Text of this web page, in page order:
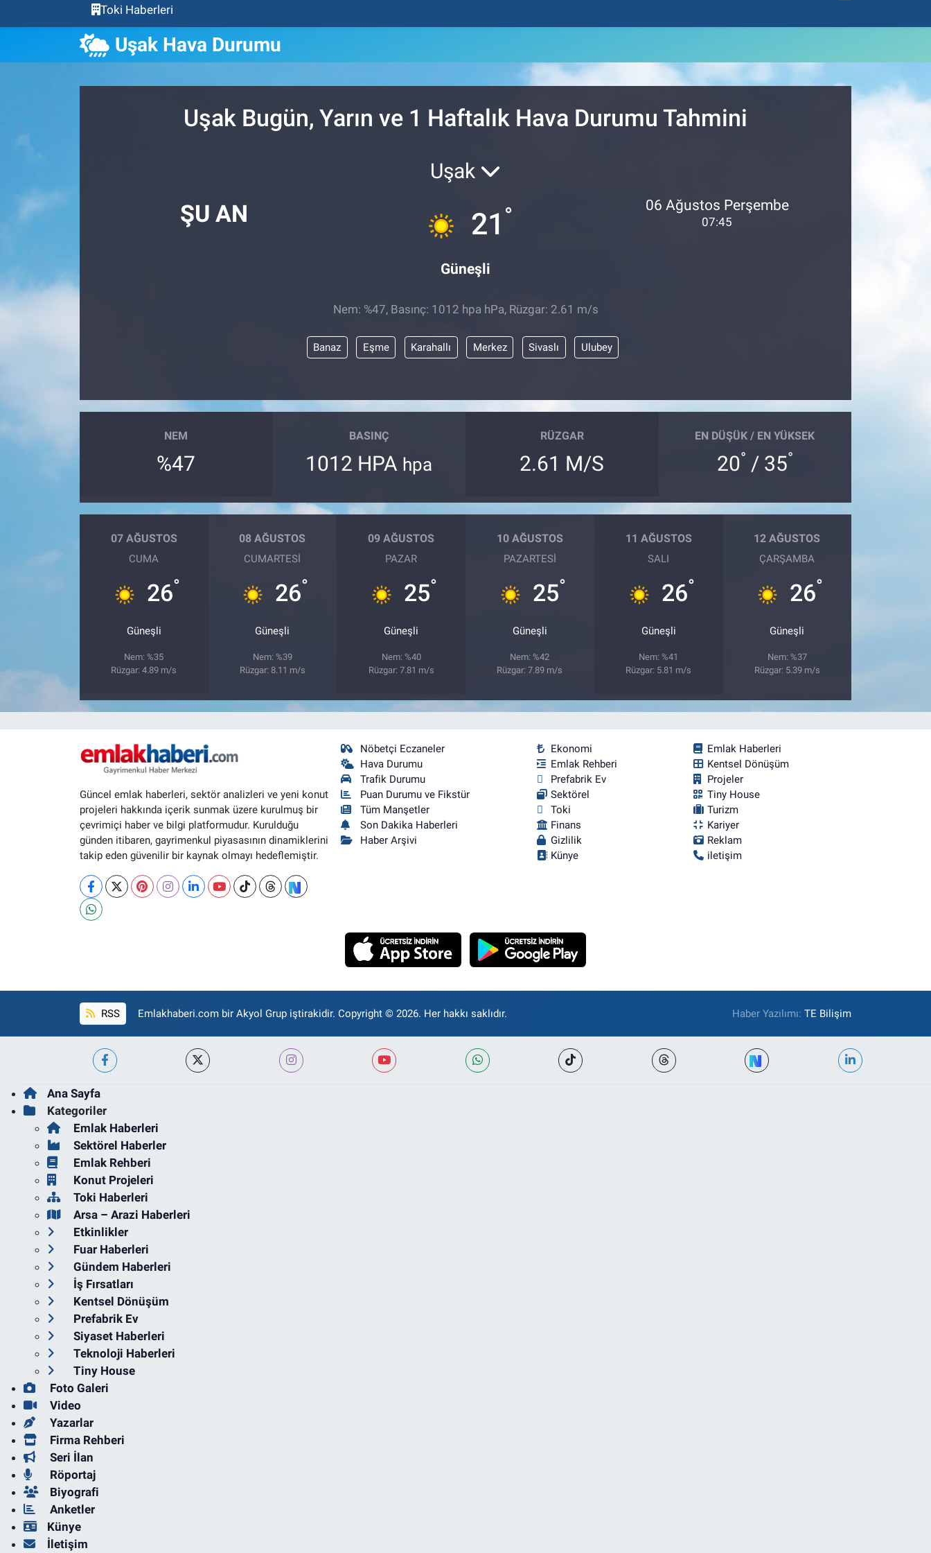
Toki Haberleri
Uşak Hava Durumu
Uşak Bugün, Yarın ve 1 Haftalık Hava Durumu Tahmini
ŞU AN
Uşak
21 °
Güneşli
06 Ağustos Perşembe
07:45
Nem: %47, Basınç: 1012 hpa hPa, Rüzgar: 2.61 m/s
Banaz Eşme Karahallı Merkez Sivaslı Ulubey
NEM
%47
BASINÇ
1012 HPA hpa
RÜZGAR
2.61 M/S
EN DÜŞÜK / EN YÜKSEK
20° / 35°
07 AĞUSTOS
CUMA
26°
Güneşli
Nem: %35
Rüzgar: 4.89 m/s
08 AĞUSTOS
CUMARTESI
26°
Güneşli
Nem: %39
Rüzgar: 8.11 m/s
09 AĞUSTOS
PAZAR
25°
Güneşli
Nem: %40
Rüzgar: 7.81 m/s
10 AĞUSTOS
PAZARTESI
25°
Güneşli
Nem: %42
Rüzgar: 7.89 m/s
11 AĞUSTOS
SALI
26°
Güneşli
Nem: %41
Rüzgar: 5.81 m/s
12 AĞUSTOS
ÇARŞAMBA
26°
Güneşli
Nem: %37
Rüzgar: 5.39 m/s
Güncel emlak haberleri, sektör analizleri ve yeni konut
projeleri hakkında içerik sunmak üzere kurulmuş bir
çevrimiçi haber ve bilgi platformudur. Kurulduğu
günden itibaren, gayrimenkul piyasasının dinamiklerini
takip eden güvenilir bir kaynak olmayı hedeflemiştir.
Nöbetçi Eczaneler
Hava Durumu
Trafik Durumu
Puan Durumu ve Fikstür
Tüm Manşetler
Son Dakika Haberleri
Haber Arşivi
Ekonomi
Emlak Haberleri
Emlak Rehberi
Kentsel Dönüşüm
Prefabrik Ev
Projeler
Sektörel
Tiny House
Toki
Turizm
Finans
Kariyer
Gizlilik
Reklam
Künye
iletişim
RSS Emlakhaberi.com bir Akyol Grup iştirakidir. Copyright © 2026. Her hakkı saklıdır. Haber Yazılımı:TE Bilişim
Ana Sayfa
Kategoriler
Emlak Haberleri
Sektörel Haberler
Emlak Rehberi
Konut Projeleri
Toki Haberleri
Arsa – Arazi Haberleri
Etkinlikler
Fuar Haberleri
Gündem Haberleri
İş Fırsatları
Kentsel Dönüşüm
Prefabrik Ev
Siyaset Haberleri
Teknoloji Haberleri
Tiny House
Foto Galeri
Video
Yazarlar
Firma Rehberi
Seri İlan
Röportaj
Biyografi
Anketler
Künye
İletişim